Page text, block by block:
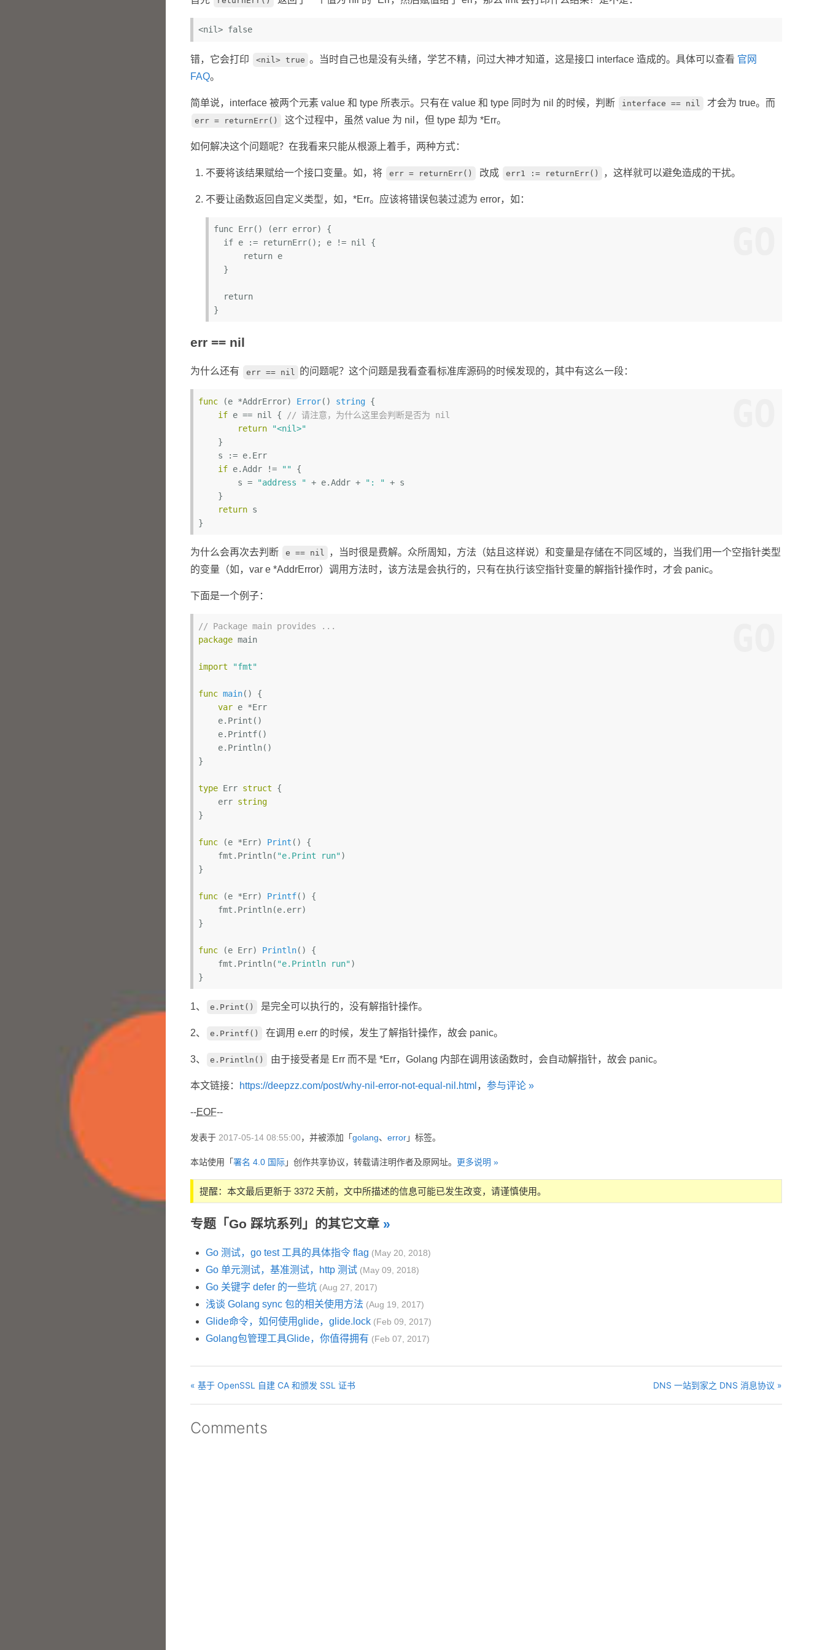
<nil> false
错，它会打印 <nil> true 。当时自己也是没有头绪，学艺不精，问过大神才知道，这是接口 interface 造成的。具体可以查看 官网
FAQ。
简单说，interface 被两个元素 value 和 type 所表示。只有在 value 和 type 同时为 nil 的时候，判断 interface == nil 才会为 true。而
err = returnErr() 这个过程中，虽然 value 为 nil，但 type 却为 *Err。
如何解决这个问题呢？在我看来只能从根源上着手，两种方式：
不要将该结果赋给一个接口变量。如，将 err = returnErr() 改成 err1 := returnErr() ，这样就可以避免造成的干扰。
不要让函数返回自定义类型，如，*Err。应该将错误包装过滤为 error，如：
func Err() (err error) {
err == nil
为什么还有 err == nil 的问题呢？这个问题是我看查看标准库源码的时候发现的，其中有这么一段：
func (e *AddrError) Error() string {
if e == nil {
// 请注意，为什么这里会判断是否为 nil
return
"<nil>"
if e.Addr != "" {
        s =
"address " + e.Addr + ": " + s
return s
为什么会再次去判断 e == nil
，当时很是费解。众所周知，方法（姑且这样说）和变量是存储在不同区域的，当我们用一个空指针类型
的变量（如，var e *AddrError）调用方法时，该方法是会执行的，只有在执行该空指针变量的解指针操作时，才会 panic。
下面是一个例子：
// Package main provides ...
package main
import "fmt"
func main()
{
var e *Err
}
type Err struct {
    err
string
}
func (e *Err) Print ()
{
    fmt.Println(
"e.Print run")
}
func (e *Err) Printf()
{
}
func (e Err) Println()
{
    fmt.Println(
"e.Println run")
1、 e.Print() 是完全可以执行的，没有解指针操作。
2、 e.Printf() 在调用 e.err 的时候，发生了解指针操作，故会 panic。
3、 e.Println() 由于接受者是 Err 而不是 *Err，Golang 内部在调用该函数时，会自动解指针，故会 panic。
本文链接： https://deepzz.com/post/why-nil-error-not-equal-nil.html ， 参与评论 »
--EOF--
发表于 2017-05-14 08:55:00，并被添加「golang、 error」标签。
本站使用「署名 4.0 国际」创作共享协议，转载请注明作者及原网址。 更多说明 »
提醒：本文最后更新于 3372 天前，文中所描述的信息可能已发生改变，请谨慎使用。
专题「Go 踩坑系列」的其它文章 »
Go 测试，go test 工具的具体指令 flag (May 20, 2018)
Go 单元测试，基准测试，http 测试 (May 09, 2018)
Go 关键字 defer 的一些坑 (Aug 27, 2017)
浅谈 Golang sync 包的相关使用方法 (Aug 19, 2017)
Glide命令，如何使用glide，glide.lock (Feb 09, 2017)
Golang包管理工具Glide，你值得拥有 (Feb 07, 2017)
« 基于 OpenSSL 自建 CA 和颁发 SSL 证书 DNS 一站到家之 DNS 消息协议 »
Comments